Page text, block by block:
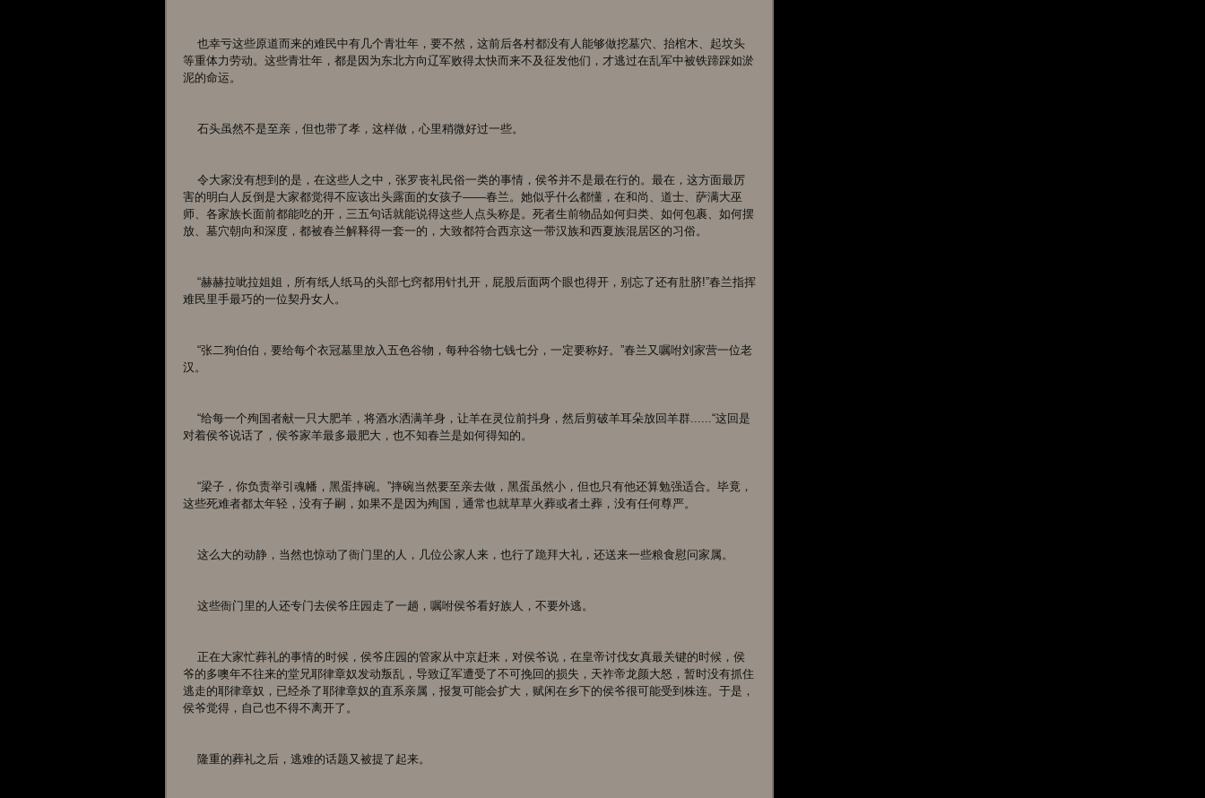
等重体力劳动。这些青壮年，都是因为东北方向辽军败得太快而来不及征发他们，才逃过在乱军中被铁蹄踩如淤
泥的命运。
    石头虽然不是至亲，但也带了孝，这样做，心里稍微好过一些。
害的明白人反倒是大家都觉得不应该出头露面的女孩子——春兰。她似乎什么都懂，在和尚、道士、萨满大巫
师、各家族长面前都能吃的开，三五句话就能说得这些人点头称是。死者生前物品如何归类、如何包裹、如何摆
放、墓穴朝向和深度，都被春兰解释得一套一的，大致都符合西京这一带汉族和西夏族混居区的习俗。
难民里手最巧的一位契丹女人。
汉。
对着侯爷说话了，侯爷家羊最多最肥大，也不知春兰是如何得知的。
这些死难者都太年轻，没有子嗣，如果不是因为殉国，通常也就草草火葬或者土葬，没有任何尊严。
    这么大的动静，当然也惊动了衙门里的人，几位公家人来，也行了跪拜大礼，还送来一些粮食慰问家属。
    这些衙门里的人还专门去侯爷庄园走了一趟，嘱咐侯爷看好族人，不要外逃。
爷的多噢年不往来的堂兄耶律章奴发动叛乱，导致辽军遭受了不可挽回的损失，天祚帝龙颜大怒，暂时没有抓住
逃走的耶律章奴，已经杀了耶律章奴的直系亲属，报复可能会扩大，赋闲在乡下的侯爷很可能受到株连。于是，
侯爷觉得，自己也不得不离开了。
    隆重的葬礼之后，逃难的话题又被提了起来。